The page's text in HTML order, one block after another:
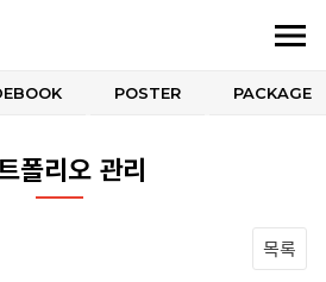
POSTER PACKAGE
폴리오 관리
목록